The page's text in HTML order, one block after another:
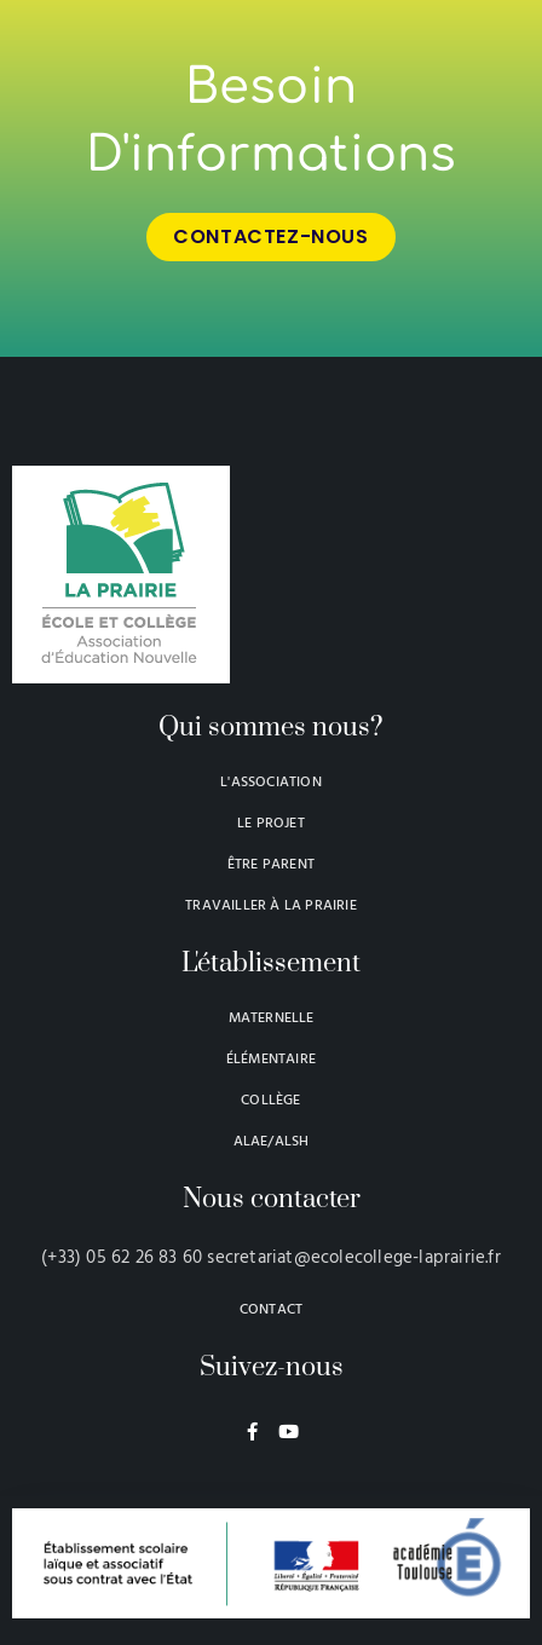
Besoin
D'informations
CONTACTEZ-NOUS
Qui sommes nous?
L'ASSOCIATION
LE PROJET
ÊTRE PARENT
TRAVAILLER À LA PRAIRIE
L'établissement
MATERNELLE
ÉLÉMENTAIRE
COLLÈGE
ALAE/ALSH
Nous contacter
(+33) 05 62 26 83 60 secretariat@ecolecollege-laprairie.fr
CONTACT
Suivez-nous
F
a
o
Y
o
b